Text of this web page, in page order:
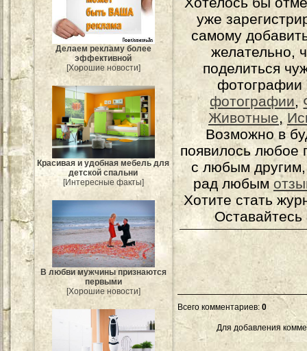
Делаем рекламу более
эффективной
[Хорошие новости]
Красивая и удобная мебель для
детской спальни
[Интересные факты]
В любви мужчины признаются
первыми
[Хорошие новости]
уже
самому
желательно,
поделиться
фотографии
фотографии,
Животные,
Возможно в
появилось любое
с любым
рад любым
Хотите стать
Всего комментариев: 0
Для добавления